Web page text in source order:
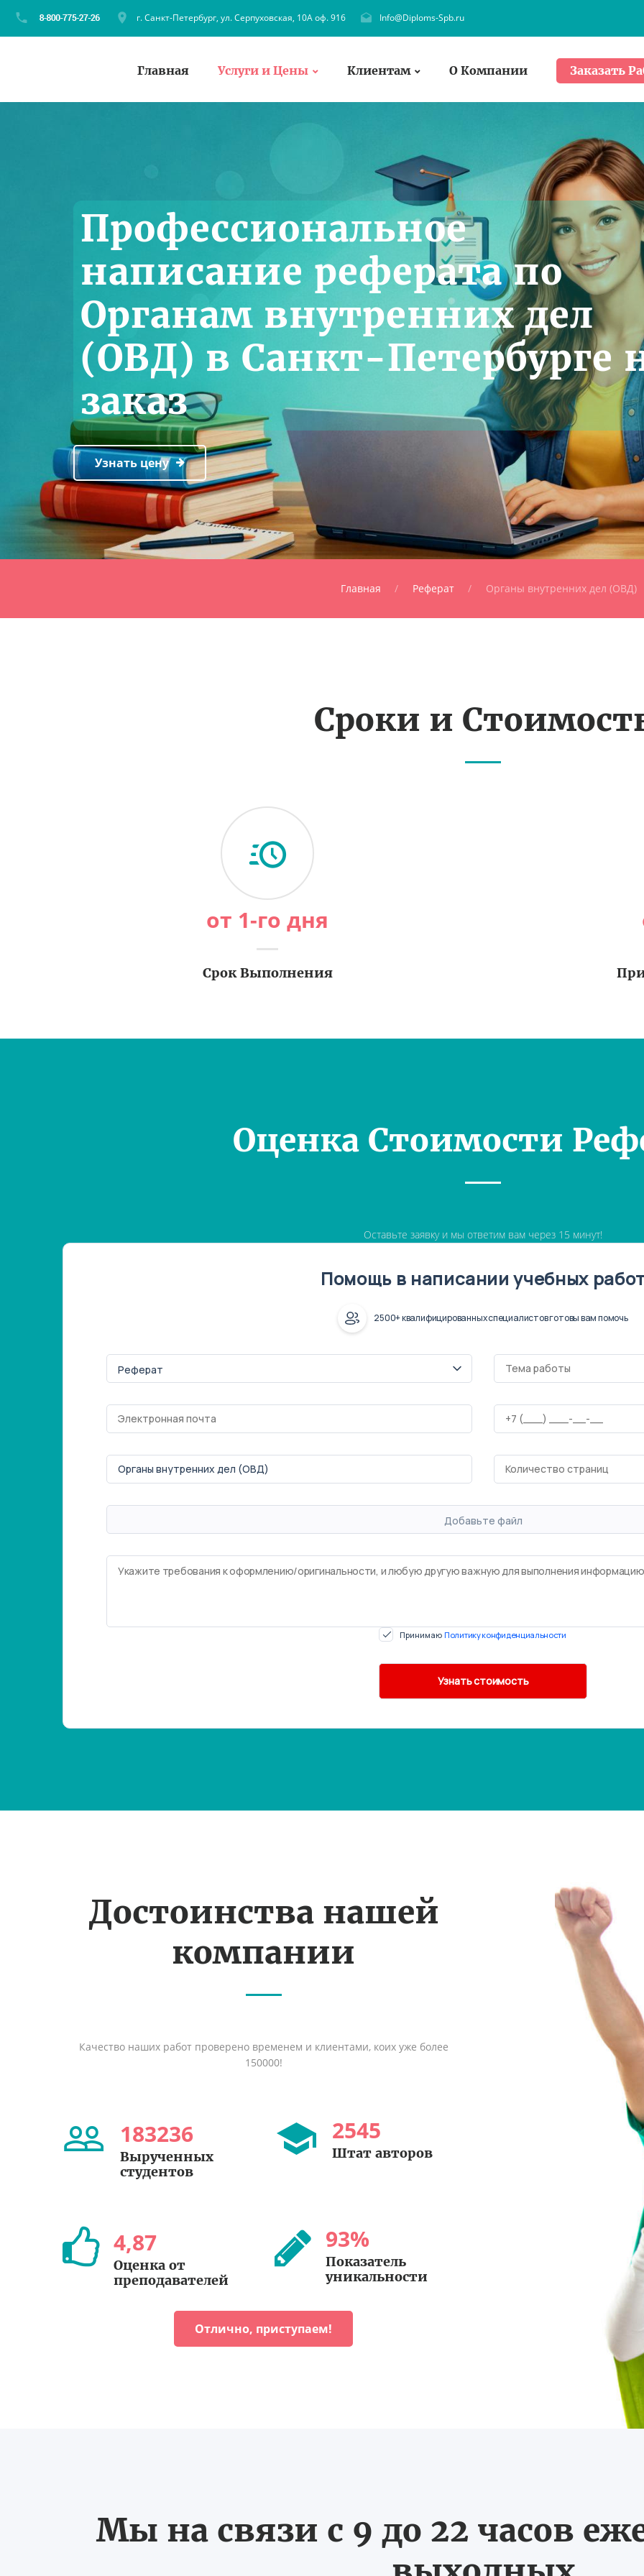
г. Санкт-Петербург, ул. Серпуховская, 10А оф. 916 Info@Diploms-Spb.ru
Главная Услуги и Цены Клиентам О Компании Заказать
Профессиональное
написание реферата по
Органам внутренних дел
(ОВД) в Санкт-Петербурге
заказ
Узнать цену
Главная Реферат Органы внутренних дел (ОВД)
Сроки и
от 1-го дня
Срок Выполнения
Оценка Стоимости
Оставьте заявку и мы ответим вам через 15 минут!
Помощь в написании учебных
2500+ квалифицированных специалистов готовы вам помочь
Добавьте файл
Принимаю Политику конфиденциальности
Достоинства нашей
компании
Качество наших работ проверено временем и клиентами, коих уже более
150000!
183236
Вырученных
студентов
2545
Штат авторов
4,87
Оценка от
преподавателей
93%
Показатель
уникальности
Отлично, приступаем!
Мы на связи с 9 до 22 часов